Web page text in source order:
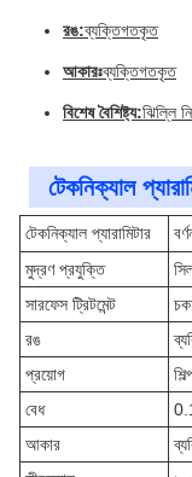
রঙ:ব্যক্তিগতকৃত
আকারঃব্যক্তিগতকৃত
বিশেষ বৈশিষ্ট্য:ঝিল্লি
টেকনিক্যাল
টেকনিক্যাল প্যারামিটার
মুদ্রণ প্রযুক্তি
সারফেস ট্রিটমেন্ট
রঙ
প্রয়োগ
বেধ
আকার